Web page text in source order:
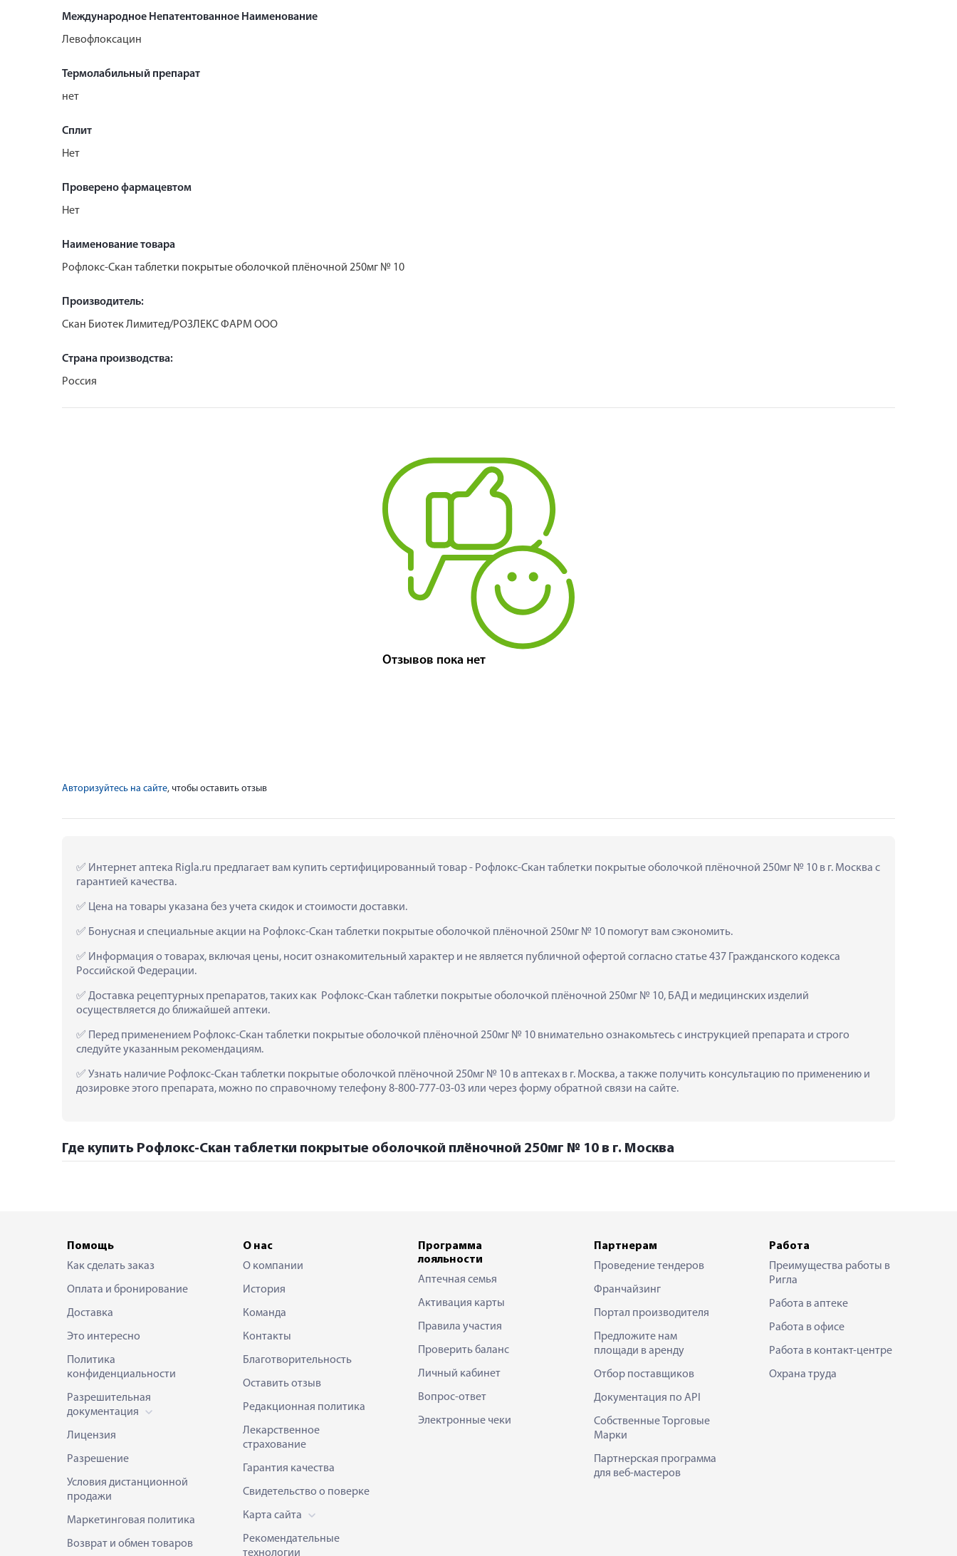
Международное Непатентованное Наименование
Левофлоксацин
Термолабильный препарат
нет
Сплит
Нет
Проверено фармацевтом
Нет
Наименование товара
Рофлокс-Скан таблетки покрытые оболочкой плёночной 250мг № 10
Производитель:
Скан Биотек Лимитед/РОЗЛЕКС ФАРМ ООО
Страна производства:
Россия
Отзывов пока нет
Авторизуйтесь на сайте, чтобы оставить отзыв
Интернет аптека Rigla.ru предлагает вам купить сертифицированный товар - Рофлокс-Скан таблетки покрытые оболочкой плёночной 250мг № 10 в г. Москва с
гарантией качества.
Цена на товары указана без учета скидок и стоимости доставки.
Бонусная и специальные акции на Рофлокс-Скан таблетки покрытые оболочкой плёночной 250мг № 10 помогут вам сэкономить.
Информация о товарах, включая цены, носит ознакомительный характер и не является публичной офертой согласно статье 437 Гражданского кодекса
Российской Федерации.
Доставка рецептурных препаратов, таких как  Рофлокс-Скан таблетки покрытые оболочкой плёночной 250мг № 10, БАД и медицинских изделий
осуществляется до ближайшей аптеки.
Перед применением Рофлокс-Скан таблетки покрытые оболочкой плёночной 250мг № 10 внимательно ознакомьтесь с инструкцией препарата и строго
следуйте указанным рекомендациям.
Узнать наличие Рофлокс-Скан таблетки покрытые оболочкой плёночной 250мг № 10 в аптеках в г. Москва, а также получить консультацию по применению и
дозировке этого препарата, можно по справочному телефону 8-800-777-03-03 или через форму обратной связи на сайте.
Где купить Рофлокс-Скан таблетки покрытые оболочкой плёночной 250мг № 10 в г. Москва
Помощь
Как сделать заказ
Оплата и бронирование
Доставка
Это интересно
Политика
конфиденциальности
Разрешительная
документация
Лицензия
Разрешение
Условия дистанционной
продажи
Маркетинговая политика
Возврат и обмен товаров
О нас
О компании
История
Команда
Контакты
Благотворительность
Оставить отзыв
Редакционная политика
Лекарственное
страхование
Гарантия качества
Свидетельство о поверке
Карта сайта
Рекомендательные
технологии
Программа
лояльности
Аптечная семья
Активация карты
Правила участия
Проверить баланс
Личный кабинет
Вопрос-ответ
Электронные чеки
Партнерам
Проведение тендеров
Франчайзинг
Портал производителя
Предложите нам
площади в аренду
Отбор поставщиков
Документация по API
Собственные Торговые
Марки
Партнерская программа
для веб-мастеров
Работа
Преимущества работы в
Ригла
Работа в аптеке
Работа в офисе
Работа в контакт-центре
Охрана труда